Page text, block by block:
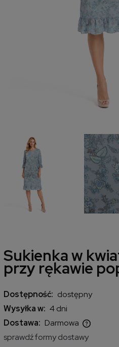
Sukienka w
przy rękawie
Dostępność: dostępny
Wysyłka w: 4 dni
Dostawa: Darmowa
Cena nie zawiera
sprawdź formy dostawy